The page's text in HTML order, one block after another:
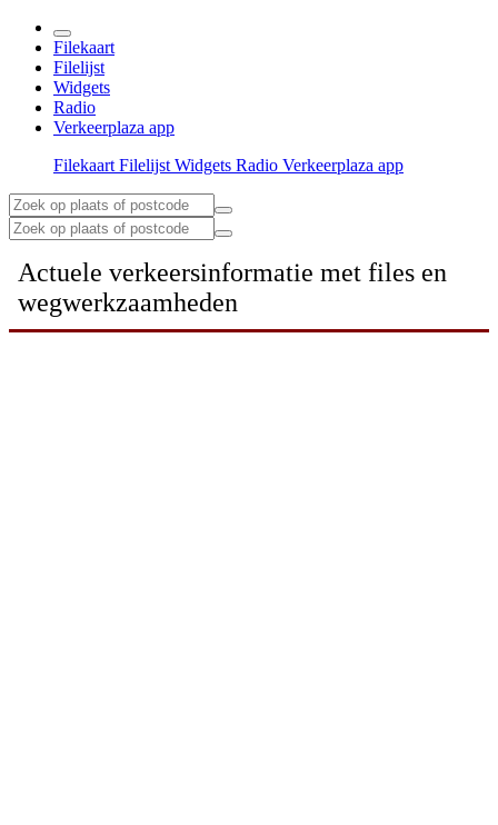
Filekaart
Filelijst
Widgets
Radio
Verkeerplaza app
Filekaart Filelijst Widgets Radio Verkeerplaza app
Actuele verkeersinformatie met files en
wegwerkzaamheden